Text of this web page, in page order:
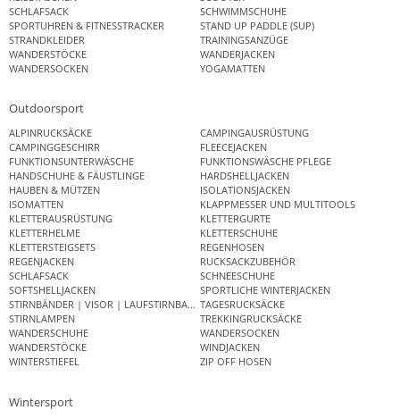
SCHLAFSACK
SCHWIMMSCHUHE
SPORTUHREN & FITNESSTRACKER
STAND UP PADDLE (SUP)
STRANDKLEIDER
TRAININGSANZÜGE
WANDERSTÖCKE
WANDERJACKEN
WANDERSOCKEN
YOGAMATTEN
Outdoorsport
ALPINRUCKSÄCKE
CAMPINGAUSRÜSTUNG
CAMPINGGESCHIRR
FLEECEJACKEN
FUNKTIONSUNTERWÄSCHE
FUNKTIONSWÄSCHE PFLEGE
HANDSCHUHE & FÄUSTLINGE
HARDSHELLJACKEN
HAUBEN & MÜTZEN
ISOLATIONSJACKEN
ISOMATTEN
KLAPPMESSER UND MULTITOOLS
KLETTERAUSRÜSTUNG
KLETTERGURTE
KLETTERHELME
KLETTERSCHUHE
KLETTERSTEIGSETS
REGENHOSEN
REGENJACKEN
RUCKSACKZUBEHÖR
SCHLAFSACK
SCHNEESCHUHE
SOFTSHELLJACKEN
SPORTLICHE WINTERJACKEN
STIRNBÄNDER | VISOR | LAUFSTIRNBANDTAGESRUCKSÄCKE
STIRNLAMPEN
TREKKINGRUCKSÄCKE
WANDERSCHUHE
WANDERSOCKEN
WANDERSTÖCKE
WINDJACKEN
WINTERSTIEFEL
ZIP OFF HOSEN
Wintersport